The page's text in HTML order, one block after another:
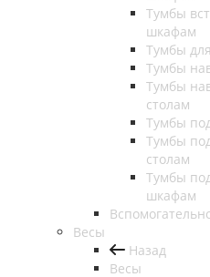
Тумбы
шкафам
Тумбы
Тумбы
Тумбы
столам
Тумбы
Тумбы
столам
Тумбы
шкафам
Весы
Назад
Весы